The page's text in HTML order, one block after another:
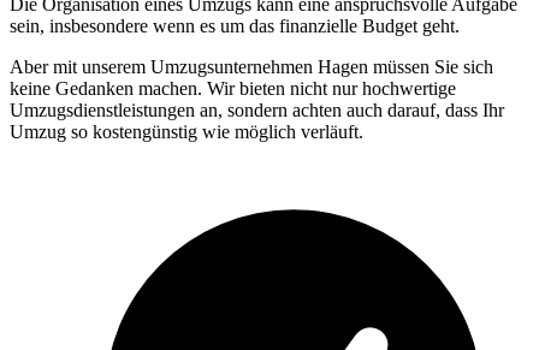
Die Organisation eines Umzugs kann eine anspruchsvolle Aufgabe
sein, insbesondere wenn es um das finanzielle Budget geht.
Aber mit unserem Umzugsunternehmen Hagen müssen Sie sich
keine Gedanken machen. Wir bieten nicht nur hochwertige
Umzugsdienstleistungen an, sondern achten auch darauf, dass Ihr
Umzug so kostengünstig wie möglich verläuft.